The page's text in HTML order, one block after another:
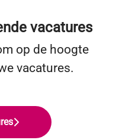
vacatures
op de hoogte
vacatures.